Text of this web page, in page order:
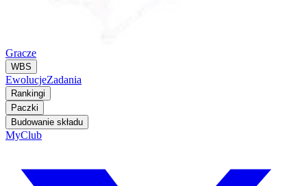
Gracze
WBS
EwolucjeZadania
Rankingi
Paczki
Budowanie składu
MyClub